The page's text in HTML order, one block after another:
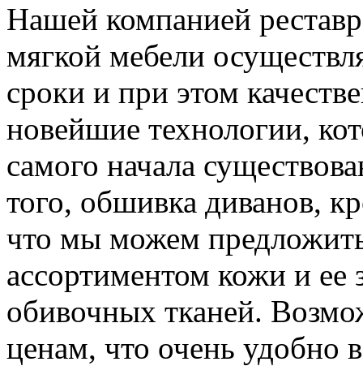
Нашей компанией
мягкой мебели
сроки и при этом
новейшие технологии,
самого начала
того, обшивка диванов,
что мы можем
ассортиментом кожи и ее
обивочных тканей.
ценам, что очень удобно